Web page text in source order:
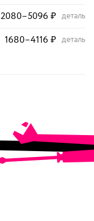
2080–5096₽ деталь
1680–4116₽ деталь